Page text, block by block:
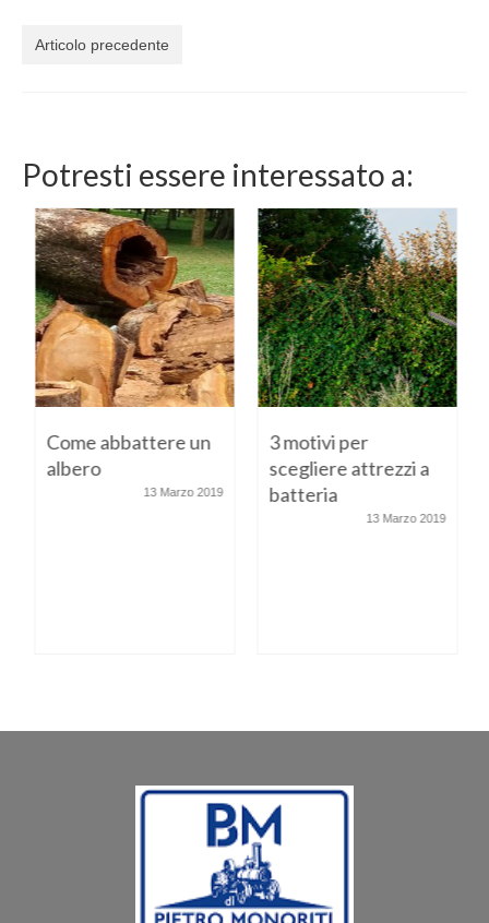
Articolo precedente
Potresti essere interessato a:
Come abbattere un
albero
13 Marzo 2019
3 motivi per
scegliere attrezzi a
batteria
13 Marzo 2019